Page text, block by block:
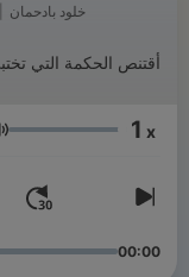
خلود بادحمان
أقتنص الحكمة التي
Volume 1 x
00:00